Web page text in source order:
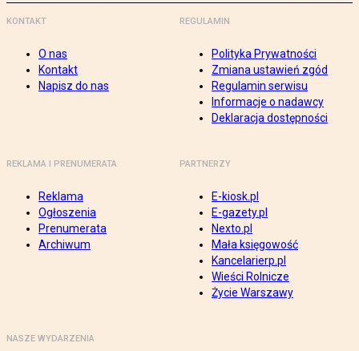
KONTAKT
O nas
Kontakt
Napisz do nas
REGULAMIN
Polityka Prywatności
Zmiana ustawień zgód
Regulamin serwisu
Informacje o nadawcy
Deklaracja dostępności
REKLAMA I PRENUMERATA
Reklama
Ogłoszenia
Prenumerata
Archiwum
PARTNERZY
E-kiosk.pl
E-gazety.pl
Nexto.pl
Mała księgowość
Kancelarierp.pl
Wieści Rolnicze
Życie Warszawy
NASZE WYDARZENIA